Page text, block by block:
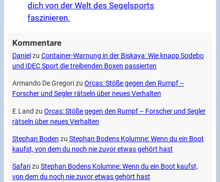
dich von der Welt des Segelsports
faszinieren.
Kommentare
Daniel zu Container-Warnung in der Biskaya: Wie knapp Sodebo
und IDEC Sport die treibenden Boxen passierten
Armando De Gregorizu Orcas: Stöße gegen den Rumpf –
Forscher und Segler rätseln über neues Verhalten
E.Land zu Orcas: Stöße gegen den Rumpf – Forscher und Segler
rätseln über neues Verhalten
Stephan Boden zu Stephan Bodens Kolumne: Wenn du ein Boot
kaufst, von dem du noch nie zuvor etwas gehört hast
Safarizu Stephan Bodens Kolumne: Wenn du ein Boot kaufst,
von dem du noch nie zuvor etwas gehört hast